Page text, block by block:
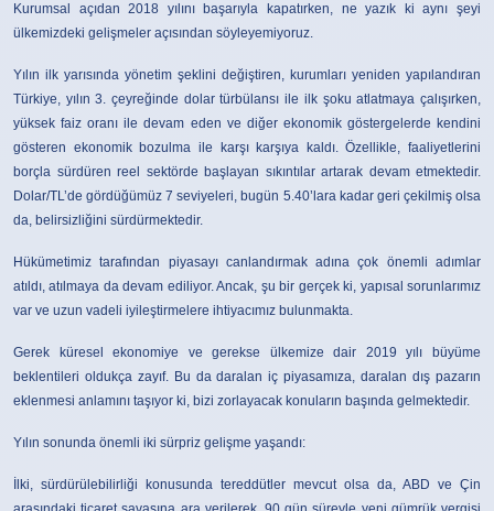
Kurumsal açıdan 2018 yılını başarıyla kapatırken, ne yazık ki aynı şeyi
ülkemizdeki gelişmeler açısından söyleyemiyoruz.
Yılın ilk yarısında yönetim şeklini değiştiren, kurumları yeniden yapılandıran
Türkiye, yılın 3. çeyreğinde dolar türbülansı ile ilk şoku atlatmaya çalışırken,
yüksek faiz oranı ile devam eden ve diğer ekonomik göstergelerde kendini
gösteren ekonomik bozulma ile karşı karşıya kaldı. Özellikle, faaliyetlerini
borçla sürdüren reel sektörde başlayan sıkıntılar artarak devam etmektedir.
Dolar/TL’de gördüğümüz 7 seviyeleri, bugün 5.40’lara kadar geri çekilmiş olsa
da, belirsizliğini sürdürmektedir.
Hükümetimiz tarafından piyasayı canlandırmak adına çok önemli adımlar
atıldı, atılmaya da devam ediliyor. Ancak, şu bir gerçek ki, yapısal sorunlarımız
var ve uzun vadeli iyileştirmelere ihtiyacımız bulunmakta.
Gerek küresel ekonomiye ve gerekse ülkemize dair 2019 yılı büyüme
beklentileri oldukça zayıf. Bu da daralan iç piyasamıza, daralan dış pazarın
eklenmesi anlamını taşıyor ki, bizi zorlayacak konuların başında gelmektedir.
Yılın sonunda önemli iki sürpriz gelişme yaşandı:
İlki, sürdürülebilirliği konusunda tereddütler mevcut olsa da, ABD ve Çin